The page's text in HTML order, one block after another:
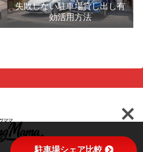
失敗しない駐車場貸し出し有
効活用方法
駐車場シェア比較